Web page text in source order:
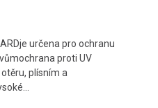
určena pro ochranu
proti UV
plísním a